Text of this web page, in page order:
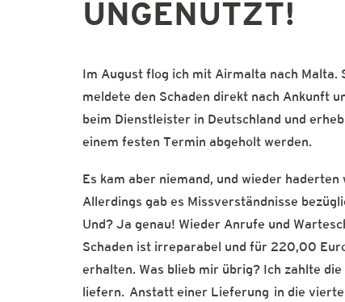
UNGENUTZT!
Im August flog ich mit Airmalta nach
meldete den Schaden direkt nach Ankunft
beim Dienstleister in Deutschland und
einem festen Termin abgeholt werden.
Es kam aber niemand, und wieder
Allerdings gab es Missverständnisse
Und? Ja genau! Wieder Anrufe und
Schaden ist irreparabel und für 220,00
erhalten. Was blieb mir übrig? Ich zahlte
liefern. Anstatt einer Lieferung in die